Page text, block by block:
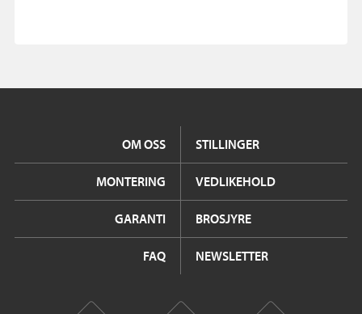
OM OSS STILLINGER
MONTERING VEDLIKEHOLD
GARANTI BROSJYRE
FAQ NEWSLETTER